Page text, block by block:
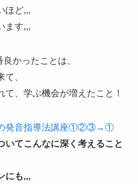
ほど,,,
ます,,,
かったことは、
、
、学ぶ機会が増えたこと！
発音指導法講座①②③→①
いてこんなに深く考えること
にも,,,